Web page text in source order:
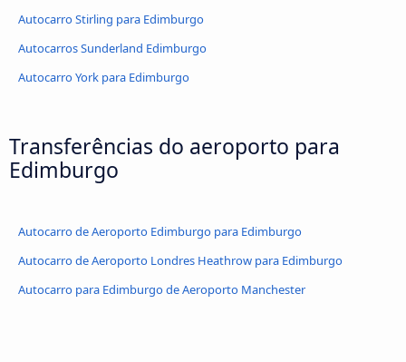
Autocarro Stirling para Edimburgo
Autocarros Sunderland Edimburgo
Autocarro York para Edimburgo
Transferências do aeroporto para
Edimburgo
Autocarro de Aeroporto Edimburgo para Edimburgo
Autocarro de Aeroporto Londres Heathrow para Edimburgo
Autocarro para Edimburgo de Aeroporto Manchester